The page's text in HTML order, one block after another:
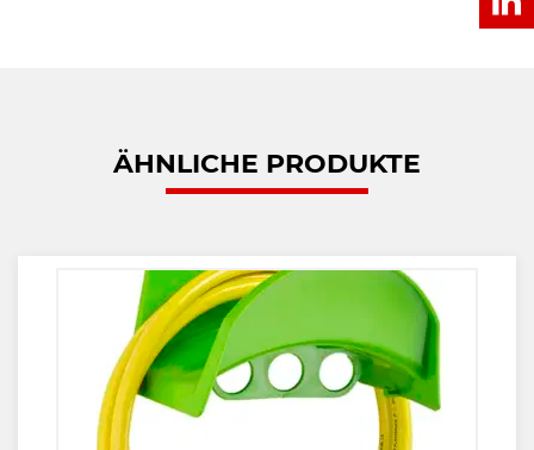
ÄHNLICHE PRODUKTE